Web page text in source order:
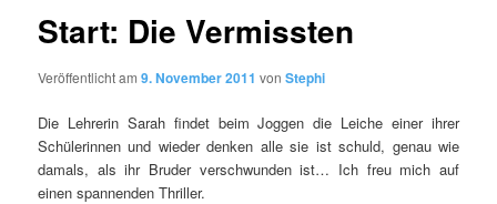
Start: Die Vermissten
Veröffentlicht am9. November 2011 vonStephi
Die Lehrerin Sarah findet beim Joggen die Leiche einer ihrer
Schülerinnen und wieder denken alle sie ist schuld, genau wie
damals, als ihr Bruder verschwunden ist… Ich freu mich auf
einen spannenden Thriller.